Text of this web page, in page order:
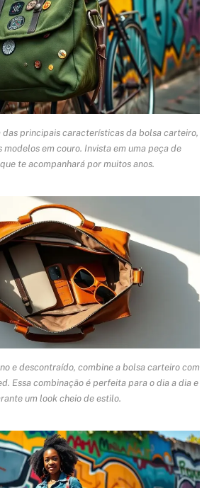
principais características da bolsa carteiro,
modelos em couro. Invista em uma peça de
te acompanhará por muitos anos.
e descontraído, combine a bolsa carteiro com
Essa combinação é perfeita para o dia a dia e
um look cheio de estilo.